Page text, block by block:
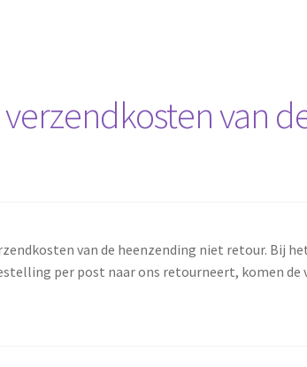
van
van de heenzending niet retour. Bij
per post naar ons retourneert, komen de